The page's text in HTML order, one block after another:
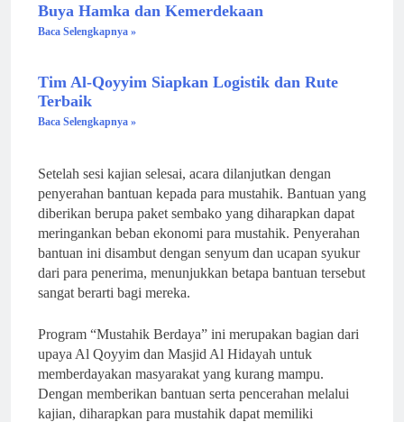
Buya Hamka dan Kemerdekaan
Baca Selengkapnya »
Tim Al-Qoyyim Siapkan Logistik dan Rute
Terbaik
Baca Selengkapnya »
Setelah sesi kajian selesai, acara dilanjutkan dengan
penyerahan bantuan kepada para mustahik. Bantuan yang
diberikan berupa paket sembako yang diharapkan dapat
meringankan beban ekonomi para mustahik. Penyerahan
bantuan ini disambut dengan senyum dan ucapan syukur
dari para penerima, menunjukkan betapa bantuan tersebut
sangat berarti bagi mereka.
Program “Mustahik Berdaya” ini merupakan bagian dari
upaya Al Qoyyim dan Masjid Al Hidayah untuk
memberdayakan masyarakat yang kurang mampu.
Dengan memberikan bantuan serta pencerahan melalui
kajian, diharapkan para mustahik dapat memiliki